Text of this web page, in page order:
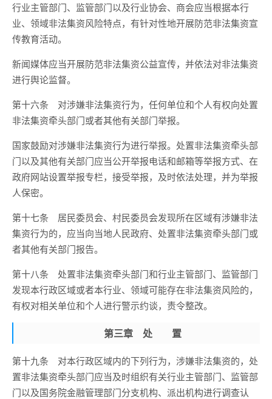
行业主管部门、监管部门以及行业协会、商会应当根据本行
业、领域非法集资风险特点，有针对性地开展防范非法集资宣
传教育活动。
新闻媒体应当开展防范非法集资公益宣传，并依法对非法集资
进行舆论监督。
第十六条 对涉嫌非法集资行为，任何单位和个人有权向处置
非法集资牵头部门或者其他有关部门举报。
国家鼓励对涉嫌非法集资行为进行举报。处置非法集资牵头部
门以及其他有关部门应当公开举报电话和邮箱等举报方式、在
政府网站设置举报专栏，接受举报，及时依法处理，并为举报
人保密。
第十七条 居民委员会、村民委员会发现所在区域有涉嫌非法
集资行为的，应当向当地人民政府、处置非法集资牵头部门或
者其他有关部门报告。
第十八条 处置非法集资牵头部门和行业主管部门、监管部门
发现本行政区域或者本行业、领域可能存在非法集资风险的，
有权对相关单位和个人进行警示约谈，责令整改。
第三章 处 置
第十九条 对本行政区域内的下列行为，涉嫌非法集资的，处
置非法集资牵头部门应当及时组织有关行业主管部门、监管部
门以及国务院金融管理部门分支机构、派出机构进行调查认